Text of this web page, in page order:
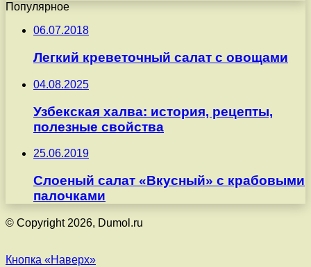
Популярное
06.07.2018
Легкий креветочный салат с овощами
04.08.2025
Узбекская халва: история, рецепты,
полезные свойства
25.06.2019
Слоеный салат «Вкусный» с крабовыми
палочками
© Copyright 2026, Dumol.ru
Кнопка «Наверх»